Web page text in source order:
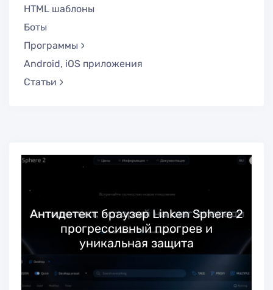
HTML шаблоны
Боты
Программы
Android, iOS приложения
Статьи
Антидетект браузер Linken Sphere 2
прогрессивный прогрев и
уникальная защита